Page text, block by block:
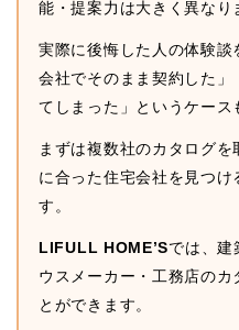
能・提案力は大きく異なり
実際に後悔した人の体験
会社でそのまま契約した」
てしまった」というケース
まずは複数社のカタログ
に合った住宅会社を見つ
す。
LIFULL HOME’Sでは、建
ウスメーカー・工務店のカ
とができます。